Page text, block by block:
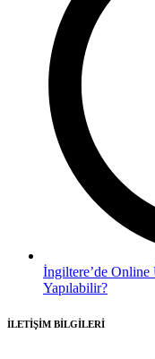
İngiltere’de
Yapılabilir?
İLETİŞİM BİLGİLERİ